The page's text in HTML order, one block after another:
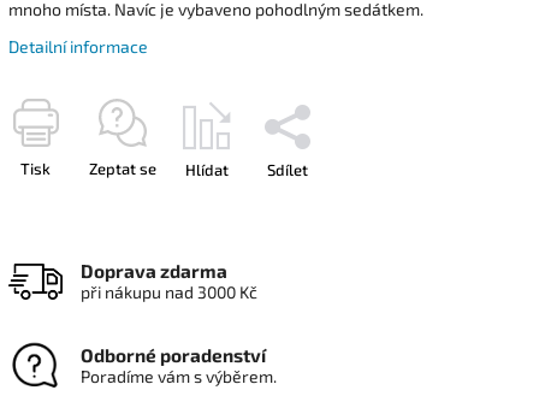
mnoho místa. Navíc je vybaveno pohodlným sedátkem.
Detailní informace
Tisk Zeptat se Hlídat Sdílet
Doprava zdarma
při nákupu nad 3000 Kč
Odborné poradenství
Poradíme vám s výběrem.